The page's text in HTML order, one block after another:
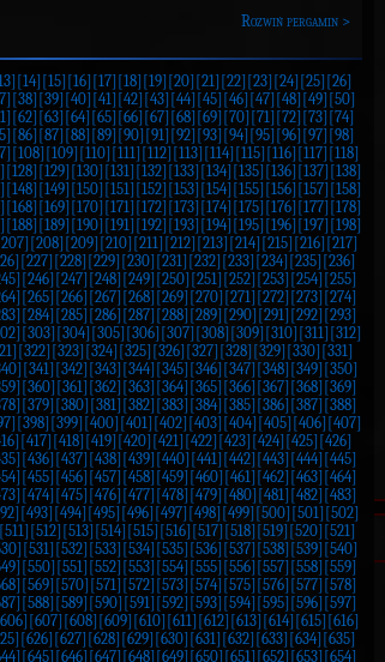
Rozwiń pergamin >
[14] [15] [16] [17] [18] [19] [20] [21] [22] [23] [24] [25] [26]
[38] [39] [40] [41] [42] [43] [44] [45] [46] [47] [48] [49] [50]
[62] [63] [64] [65] [66] [67] [68] [69] [70] [71] [72] [73] [74]
[86] [87] [88] [89] [90] [91] [92] [93] [94] [95] [96] [97] [98]
[108] [109] [110] [111] [112] [113] [114] [115] [116] [117] [118]
[128] [129] [130] [131] [132] [133] [134] [135] [136] [137] [138]
[148] [149] [150] [151] [152] [153] [154] [155] [156] [157] [158]
[168] [169] [170] [171] [172] [173] [174] [175] [176] [177] [178]
[188] [189] [190] [191] [192] [193] [194] [195] [196] [197] [198]
[208] [209] [210] [211] [212] [213] [214] [215] [216] [217]
[227] [228] [229] [230] [231] [232] [233] [234] [235] [236]
[246] [247] [248] [249] [250] [251] [252] [253] [254] [255]
[265] [266] [267] [268] [269] [270] [271] [272] [273] [274]
[284] [285] [286] [287] [288] [289] [290] [291] [292] [293]
[303] [304] [305] [306] [307] [308] [309] [310] [311] [312]
[322] [323] [324] [325] [326] [327] [328] [329] [330] [331]
[341] [342] [343] [344] [345] [346] [347] [348] [349] [350]
[360] [361] [362] [363] [364] [365] [366] [367] [368] [369]
[379] [380] [381] [382] [383] [384] [385] [386] [387] [388]
[398] [399] [400] [401] [402] [403] [404] [405] [406] [407]
[417] [418] [419] [420] [421] [422] [423] [424] [425] [426]
[436] [437] [438] [439] [440] [441] [442] [443] [444] [445]
[455] [456] [457] [458] [459] [460] [461] [462] [463] [464]
[474] [475] [476] [477] [478] [479] [480] [481] [482] [483]
[493] [494] [495] [496] [497] [498] [499] [500] [501] [502]
[511] [512] [513] [514] [515] [516] [517] [518] [519] [520] [521]
[531] [532] [533] [534] [535] [536] [537] [538] [539] [540]
[550] [551] [552] [553] [554] [555] [556] [557] [558] [559]
[569] [570] [571] [572] [573] [574] [575] [576] [577] [578]
[588] [589] [590] [591] [592] [593] [594] [595] [596] [597]
[607] [608] [609] [610] [611] [612] [613] [614] [615] [616]
[626] [627] [628] [629] [630] [631] [632] [633] [634] [635]
[645] [646] [647] [648] [649] [650] [651] [652] [653] [654]